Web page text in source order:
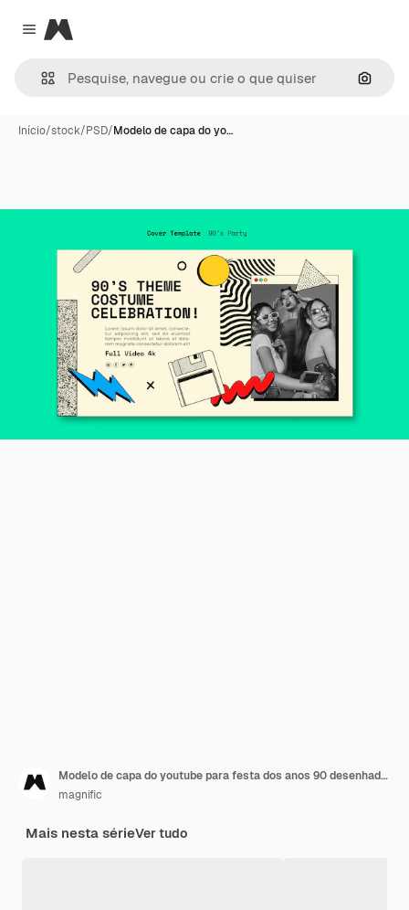
Close menu
Magnific
Início/stock/PSD/Modelo de capa do yo…
Modelo de capa do youtube para festa dos anos 90 desenhado à mão
magnific
Mais nesta sérieVer tudo